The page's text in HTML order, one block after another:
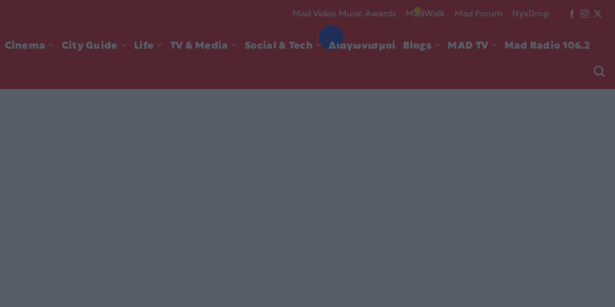
Mad Video Music Awards MadWalk Mad Forum NyxDrop
Cinema City Guide Life TV & Media Social & Tech Διαγωνισμοί Blogs MAD TV Mad Radio 106.2